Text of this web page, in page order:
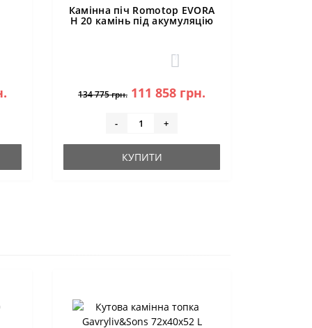
Камінна піч Romotop EVORA
H 20 камінь під акумуляцію
1
134 775 грн. 111 858 грн.
- +
КУПИТИ